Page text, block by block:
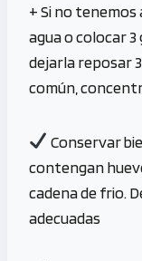
+ Si no
agua o colocar
dejarla reposar
común,
Conservar
contengan
cadena de frio.
adecuadas